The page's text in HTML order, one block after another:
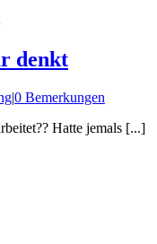
denkt
|0 Bemerkungen
Hatte jemals [...]